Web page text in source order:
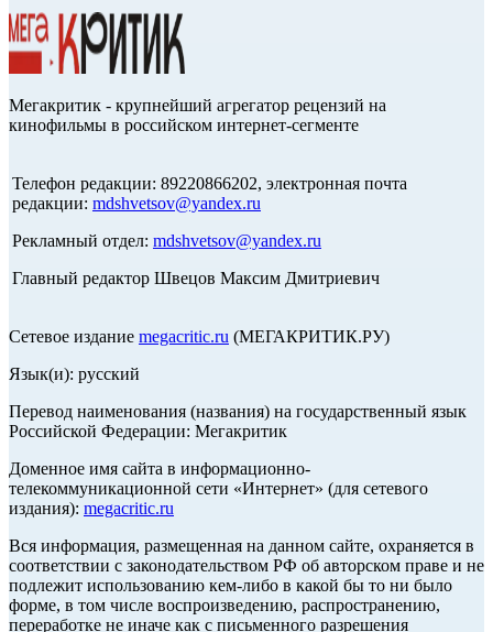
Мегакритик - крупнейший агрегатор рецензий на
кинофильмы в российском интернет-сегменте
Телефон редакции: 89220866202, электронная почта
редакции: mdshvetsov@yandex.ru
Рекламный отдел: mdshvetsov@yandex.ru
Главный редактор Швецов Максим Дмитриевич
Сетевое издание megacritic.ru (МЕГАКРИТИК.РУ)
Язык(и): русский
Перевод наименования (названия) на государственный язык
Российской Федерации: Мегакритик
Доменное имя сайта в информационно-
телекоммуникационной сети «Интернет» (для сетевого
издания): megacritic.ru
Вся информация, размещенная на данном сайте, охраняется в
соответствии с законодательством РФ об авторском праве и не
подлежит использованию кем-либо в какой бы то ни было
форме, в том числе воспроизведению, распространению,
переработке не иначе как с письменного разрешения